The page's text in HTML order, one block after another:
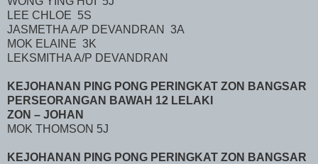
LEE CHLOE 5S
JASMETHA A/P DEVANDRAN
3A
MOK ELAINE 3K
LEKSMITHA A/P DEVANDRAN
KEJOHANAN PING PONG PERINGKAT ZON BANGSAR
PERSEORANGAN BAWAH 12 LELAKI
ZON – JOHAN
MOK THOMSON 5J
KEJOHANAN PING PONG PERINGKAT ZON BANGSAR